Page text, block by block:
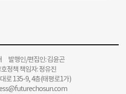
발행인/편집인: 김윤곤
정책 책임자: 정유진
로 135-9, 4층(태평로1가)